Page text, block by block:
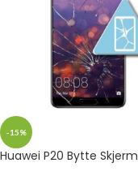
-15%
Huawei P20 Bytte Skjerm